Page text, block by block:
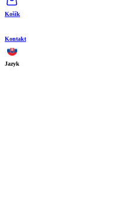
Košík
Kontakt
Jazyk